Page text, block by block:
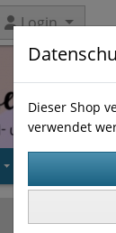
Login
Dieser Shop
verwendet